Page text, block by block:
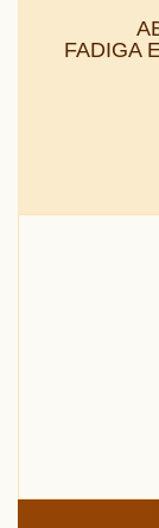
FADIGA